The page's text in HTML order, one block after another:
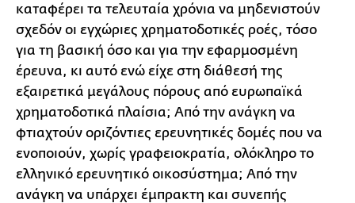
καταφέρει τα τελευταία χρόνια να μηδενιστούν
σχεδόν οι εγχώριες χρηματοδοτικές ροές, τόσο
για τη βασική όσο και για την εφαρμοσμένη
έρευνα, κι αυτό ενώ είχε στη διάθεσή της
εξαιρετικά μεγάλους πόρους από ευρωπαϊκά
χρηματοδοτικά πλαίσια; Από την ανάγκη να
φτιαχτούν οριζόντιες ερευνητικές δομές που να
ενοποιούν, χωρίς γραφειοκρατία, ολόκληρο το
ελληνικό ερευνητικό οικοσύστημα; Από την
ανάγκη να υπάρχει έμπρακτη και συνεπής